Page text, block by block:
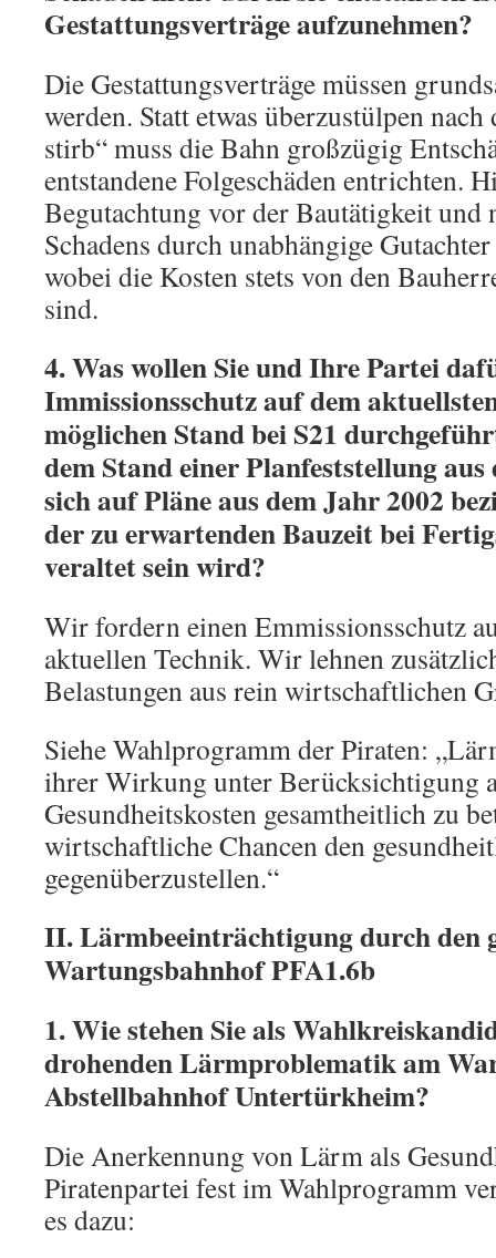
Gestattungsverträge aufzunehmen?
Die Gestattungsverträge müssen
werden. Statt etwas überzustülpen
stirb“ muss die Bahn großzügig
entstandene Folgeschäden entrichten.
Begutachtung vor der Bautätigkeit und
Schadens durch unabhängige
wobei die Kosten stets von den
sind.
4. Was wollen Sie und Ihre Partei
Immissionsschutz auf dem
möglichen Stand bei S21
dem Stand einer Planfeststellung
sich auf Pläne aus dem Jahr 2002
der zu erwartenden Bauzeit bei
veraltet sein wird?
Wir fordern einen Emmissionsschutz
aktuellen Technik. Wir lehnen
Belastungen aus rein wirtschaftlichen
Siehe Wahlprogramm der Piraten:
ihrer Wirkung unter Berücksichtigung
Gesundheitskosten gesamtheitlich zu
wirtschaftliche Chancen den
gegenüberzustellen.“
II. Lärmbeeinträchtigung durch den
Wartungsbahnhof PFA1.6b
1. Wie stehen Sie als
drohenden Lärmproblematik am
Abstellbahnhof Untertürkheim?
Die Anerkennung von Lärm als
Piratenpartei fest im Wahlprogramm
es dazu: